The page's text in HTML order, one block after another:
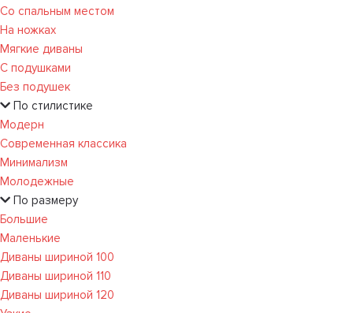
Со спальным местом
На ножках
Мягкие диваны
С подушками
Без подушек
По стилистике
Модерн
Современная классика
Минимализм
Молодежные
По размеру
Большие
Маленькие
Диваны шириной 100
Диваны шириной 110
Диваны шириной 120